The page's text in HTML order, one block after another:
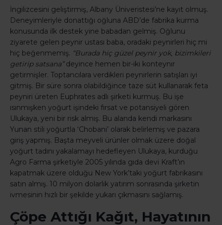
İngilizcesini geliştirmiş, Albany Üniveristesi’ne kayıt olmuş.
Deneyimleriyle donattığı oğluna ABD’de fabrika kurma
konusunda ilk destek yine babadan gelmiş. Oğlunu
ziyarete gelen peynir ustası baba, oradaki peynirleri hiç mi
hiç beğenmemiş. “Burada hiç güzel peynir yok, bizimkileri
getirip satsana”deyince hemen bir-iki konteynır
getirmişler. Toptancılara verdikleri peynirlerin satışları iyi
gitmiş. Bir süre sonra olabildiğince taze süt kullanarak feta
peyniri üreten Euphrates adlı şirketi kurmuş. Bu işe
ısınmışken yoğurt işindeki fırsat ve potansiyeli gören
Ulukaya, yeni bir risk almış. Bu alanda kendi markasını
Yunan stili yoğurtla ‘Chobani’ olarak belirlemiş ve pazara
giriş yapmış. Başta meyveli ürünler olmak üzere doğal
yoğurt tadını yakalamayı hedefleyen Ulukaya, kurduğu
Agro Farma şirketiyle 2005 yılında gıda devi Kraft’ın
kapatmak üzere olduğu New York’taki yoğurt fabrikasını
satın almış. 10 milyon dolarlık yatırım sonrasında şirketin
ivmesinin hızlı bir şekilde yukarı çıkmasını sağlamış.
Çöpe Attığı Kağıt, Hayatının